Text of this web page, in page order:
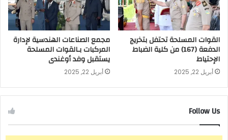
القوات المسلحة تحتفل بتخريج
الدفعة (167) من كلية الضباط
الإحتياط
أبريل 22, 2025
مجمع الصناعات الهندسية لإدارة
المركبات بـالقوات المسلحة
يستقبل وفد أوغندى
أبريل 22, 2025
Follow Us